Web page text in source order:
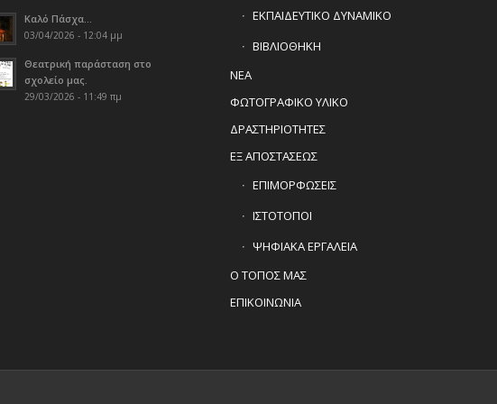
Καλό Πάσχα…
03/04/2026 - 12:04 μμ
Θεατρική παράσταση στο
σχολείο μας.
29/03/2026 - 11:49 πμ
ΕΚΠΑΙΔΕΥΤΙΚΟ ΔΥΝΑΜΙΚΟ
ΒΙΒΛΙΟΘΗΚΗ
ΝΕΑ
ΦΩΤΟΓΡΑΦΙΚΟ ΥΛΙΚΟ
ΔΡΑΣΤΗΡΙΟΤΗΤΕΣ
ΕΞ ΑΠΟΣΤΑΣΕΩΣ
ΕΠΙΜΟΡΦΩΣΕΙΣ
ΙΣΤΟΤΟΠΟΙ
ΨΗΦΙΑΚΑ ΕΡΓΑΛΕΙΑ
Ο ΤΟΠΟΣ ΜΑΣ
ΕΠΙΚΟΙΝΩΝΙΑ